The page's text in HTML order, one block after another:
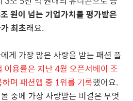
원이 넘는 기업가치를 평가받은
최초래요.
게 가장 많은 사랑을 받는 패션 플
이용률은 지난 4월 오픈서베이 조
며 패션앱 중 1위를 기록했어요.
중에 가장 사랑받는 비결은 무엇